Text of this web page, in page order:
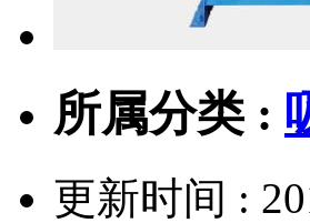
所属分类 :
更新时间 :